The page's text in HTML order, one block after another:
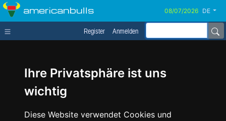
Ihre Privatsphäre ist uns
wichtig
Diese Website verwendet Cookies und
americanbulls DE
Register Anmelden